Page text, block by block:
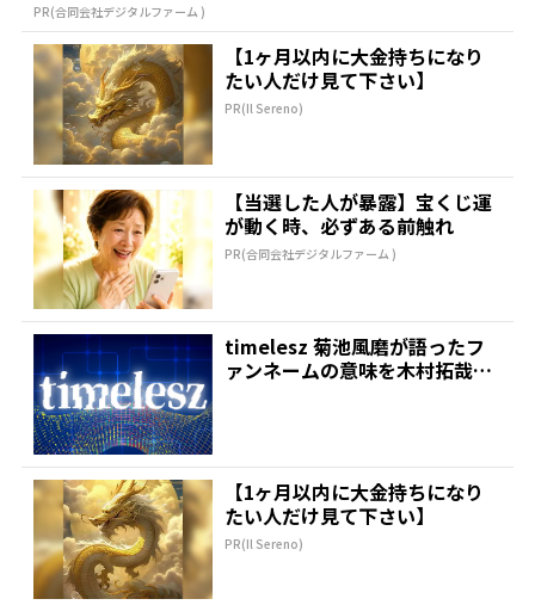
PR(合同会社デジタルファーム )
【1ヶ月以内に大金持ちになり
たい人だけ見て下さい】
PR(Il Sereno)
【当選した人が暴露】宝くじ運
が動く時、必ずある前触れ
PR(合同会社デジタルファーム )
timelesz 菊池風磨が語ったフ
ァンネームの意味を木村拓哉が
【1ヶ月以内に大金持ちになり
たい人だけ見て下さい】
PR(Il Sereno)